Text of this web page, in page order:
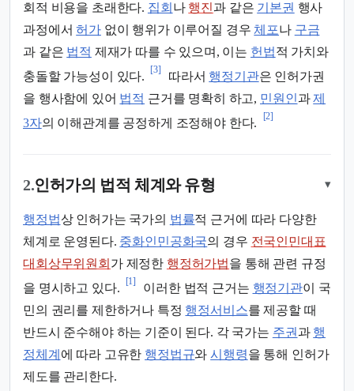
회적 비용을 초래한다. 집회 나 행진과 같은 기본권 행사
과정에서허가없이 행위가 이루어질 경우 체포나 구금
과 같은 법적 제재가 따를 수 있으며, 이는 헌법적 가치와
충돌할 가능성이 있다.
[3]
따라서 행정기관은 인허가권
을 행사함에 있어 법적 근거를 명확히 하고, 민원인과제
3자의 이해관계를 공정하게 조정해야 한다.
[2]
2.인허가의 법적 체계와 유형 ▾
행정법상 인허가는 국가의 법률적 근거에 따라 다양한
체계로 운영된다. 중화인민공화국의 경우 전국인민대표
대회상무위원회 가 제정한 행정허가법을 통해 관련 규정
을 명시하고 있다.
[1]
이러한 법적 근거는 행정기관이 국
민의 권리를 제한하거나 특정 행정서비스를 제공할 때
반드시 준수해야 하는 기준이 된다. 각 국가는 주권 과 행
정체계 에 따라 고유한 행정법규와시행령을 통해 인허가
제도를 관리한다.